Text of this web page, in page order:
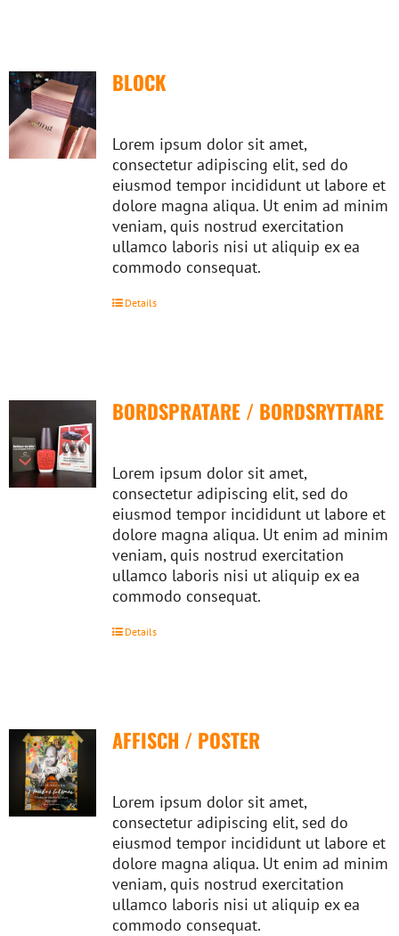
BLOCK
Lorem ipsum dolor sit amet,
consectetur adipiscing elit, sed do
eiusmod tempor incididunt ut labore et
dolore magna aliqua. Ut enim ad minim
veniam, quis nostrud exercitation
ullamco laboris nisi ut aliquip ex ea
commodo consequat.
Details
BORDSPRATARE / BORDSRYTTARE
Lorem ipsum dolor sit amet,
consectetur adipiscing elit, sed do
eiusmod tempor incididunt ut labore et
dolore magna aliqua. Ut enim ad minim
veniam, quis nostrud exercitation
ullamco laboris nisi ut aliquip ex ea
commodo consequat.
Details
AFFISCH / POSTER
Lorem ipsum dolor sit amet,
consectetur adipiscing elit, sed do
eiusmod tempor incididunt ut labore et
dolore magna aliqua. Ut enim ad minim
veniam, quis nostrud exercitation
ullamco laboris nisi ut aliquip ex ea
commodo consequat.